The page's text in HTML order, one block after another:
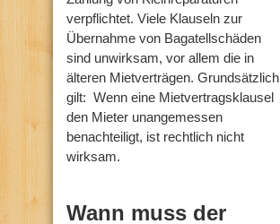
verpflichtet. Viele Klauseln zur
Übernahme von Bagatellschäden
sind unwirksam, vor allem die in
älteren Mietverträgen. Grundsätzlich
gilt: Wenn eine Mietvertragsklausel
den Mieter unangemessen
benachteiligt, ist rechtlich nicht
wirksam.
Wann muss der